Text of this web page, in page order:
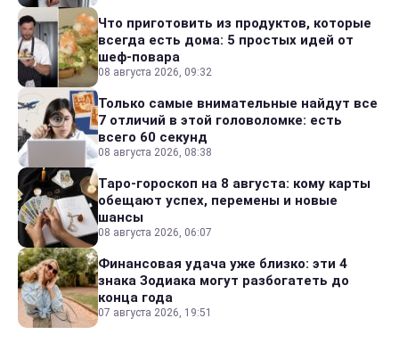
Что приготовить из продуктов, которые
всегда есть дома: 5 простых идей от
шеф-повара
08 августа 2026, 09:32
Только самые внимательные найдут все
7 отличий в этой головоломке: есть
всего 60 секунд
08 августа 2026, 08:38
Таро-гороскоп на 8 августа: кому карты
обещают успех, перемены и новые
шансы
08 августа 2026, 06:07
Финансовая удача уже близко: эти 4
знака Зодиака могут разбогатеть до
конца года
07 августа 2026, 19:51